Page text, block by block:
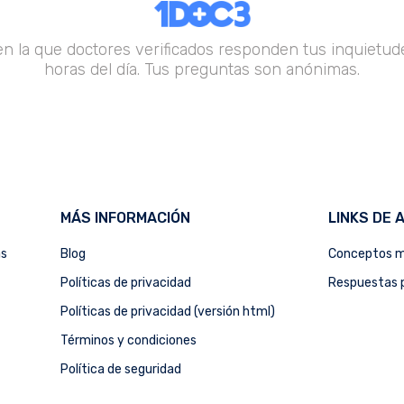
la que doctores verificados responden tus
horas del día. Tus preguntas son anónimas.
MÁS INFORMACIÓN
Blog
Políticas de privacidad
Políticas de privacidad (versión html)
Términos y condiciones
Política de seguridad
LINKS DE
Conceptos
Respuestas